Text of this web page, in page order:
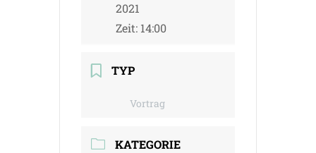
2021
Zeit: 14:00
TYP
Vortrag
KATEGORIE